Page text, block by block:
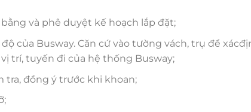
và phê duyệt kế hoạch lắp đặt;
của Busway. Căn cứ vào tường vách, trụ để
trí, tuyến đi của hệ thống Busway;
tra, đồng ý trước khi khoan;